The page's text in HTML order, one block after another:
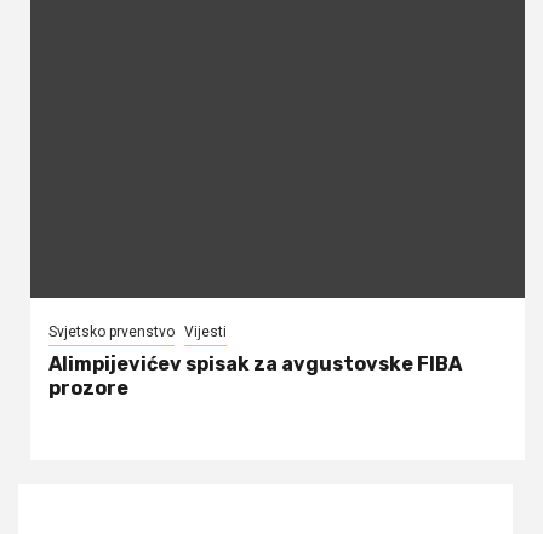
Svjetsko prvenstvo Vijesti
Alimpijevićev spisak za avgustovske FIBA
prozore